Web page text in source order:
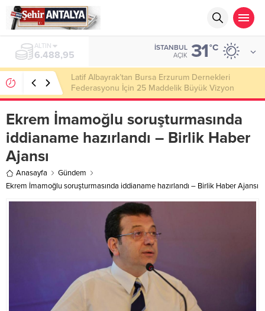
ALTIN
6.488,95
İSTANBUL
AÇIK 31°C
Latif Albayrak’tan Bursa Erzurum Dernekleri
Federasyonu İçin 25 Maddelik Büyük Vizyon
Ekrem İmamoğlu soruşturmasında
iddianame hazırlandı – Birlik Haber
Ajansı
Anasayfa
Gündem
Ekrem İmamoğlu soruşturmasında iddianame hazırlandı – Birlik Haber Ajansı